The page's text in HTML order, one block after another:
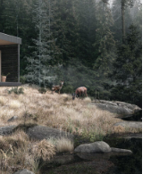
З